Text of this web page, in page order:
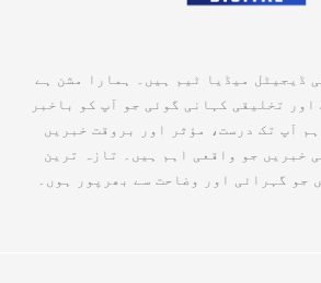
ڈیجیٹل میڈیا ٹیم ہیں۔ ہمارا مشن ہے
تخلیقی کہانی گوئی جو آپ کو باخبر
آپ تک درست، مؤثر اور بروقت خبریں
خبریں جو واقعی اہم ہیں۔ تازہ ترین
جو گہرائی اور وضاحت سے بھرپور ہوں۔